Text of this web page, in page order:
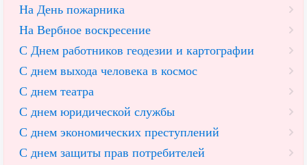
На День пожарника
На Вербное воскресение
С Днем работников геодезии и картографии
С днем выхода человека в космос
С днем театра
С днем юридической службы
С днем экономических преступлений
С днем защиты прав потребителей